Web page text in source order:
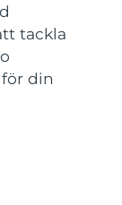
tackla
din